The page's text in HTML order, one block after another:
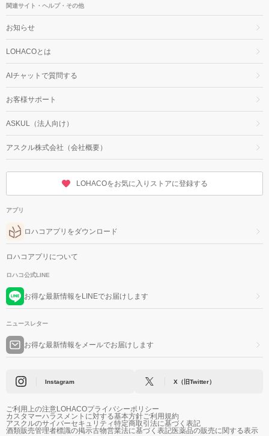
関連サイト・ヘルプ・その他
お知らせ
LOHACOとは
AIチャットで質問する
お客様サポート
ASKUL（法人向け）
アスクル株式会社（会社概要）
LOHACOをお気に入りストアに登録する
アプリ
ロハコアプリをダウンロード
ロハコアプリについて
ロハコ公式LINE
お得な最新情報をLINEでお届けします
ニュースレター
お得な最新情報をメールでお届けします
Instagram X（旧Twitter）
ご利用上の注意LOHACOプライバシーポリシー
カスタマーハラスメントに対する基本方針ご利用規約
アスクルのサイバーセキュリティ特定商取引法に基づく表記
酒類販売管理者標識の掲示古物営業法に基づく表記医薬品の販売に関する表示